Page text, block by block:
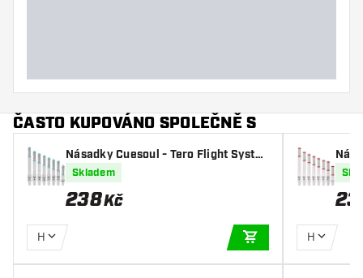
ČASTO KUPOVÁNO SPOLEČNĚ S
Násadky Cuesoul - Tero Flight Syste
m AK7 - Ice Clear
Skladem
238Kč
H
PŘIDAT DO KOŠÍKU
m
H